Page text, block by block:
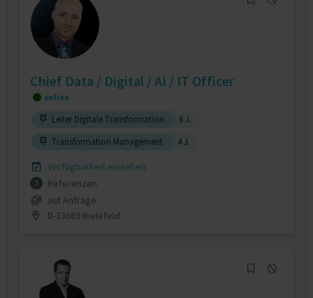
Chief Data / Digital / AI / IT Officer
online
Leiter Digitale Transformation
6 J.
Transformation Management
4 J.
Verfügbarkeit einsehen
7
Referenzen
auf Anfrage
D-33689 Bielefeld